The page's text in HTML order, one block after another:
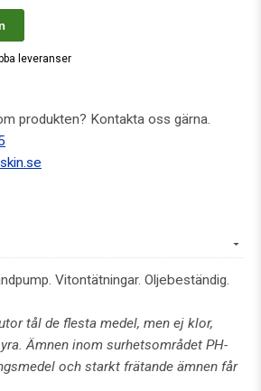
leveranser
produkten? Kontakta oss gärna.
Vitontätningar. Oljebeständig.
tål de flesta medel, men ej klor,
Ämnen inom surhetsområdet PH-
och starkt frätande ämnen får